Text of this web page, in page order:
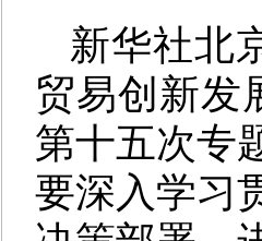
新华社北
贸易创新发
第十五次专
要深入学习